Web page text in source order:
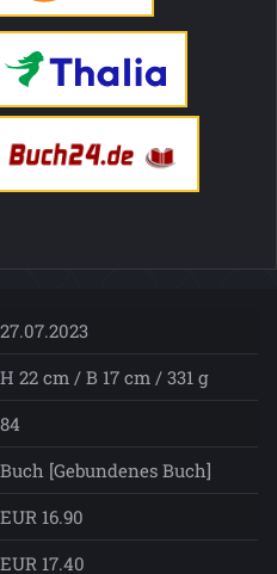
27.07.2023
H 22 cm / B 17 cm / 331 g
84
Buch [Gebundenes Buch]
EUR 16.90
EUR 17.40